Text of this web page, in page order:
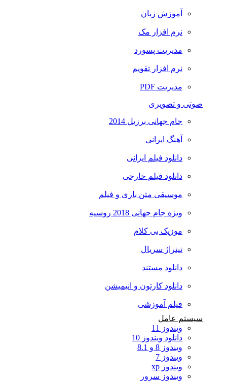
آموزش زبان
نرم افزار مک
مدیریت پسورد
نرم افزار تقویم
مدیریت PDF
صوتی و تصویری
جام جهانی برزیل 2014
آهنگ ایرانی
دانلود فیلم ایرانی
دانلود فیلم خارجی
موسیقی متن بازی و فیلم
ویژه جام جهانی 2018 روسیه
موزیک بی کلام
تیتراژ سریال
دانلود مستند
دانلود کارتون و انیمیشن
فیلم آموزشی
سیستم عامل
ویندوز 11
دانلود ویندوز 10
ویندوز 8 و 8.1
ویندوز 7
ویندوز xp
ویندوز سرور